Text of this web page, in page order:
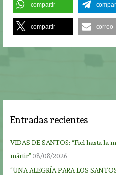
compartir
compartir correo
Entradas recientes
VIDAS DE SANTOS: “Fiel hasta la
mártir” 08/08/2026
“UNA ALEGRÍA PARA LOS